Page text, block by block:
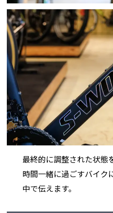
最終的に調整された状態
時間一緒に過ごすバイク
中で伝えます。